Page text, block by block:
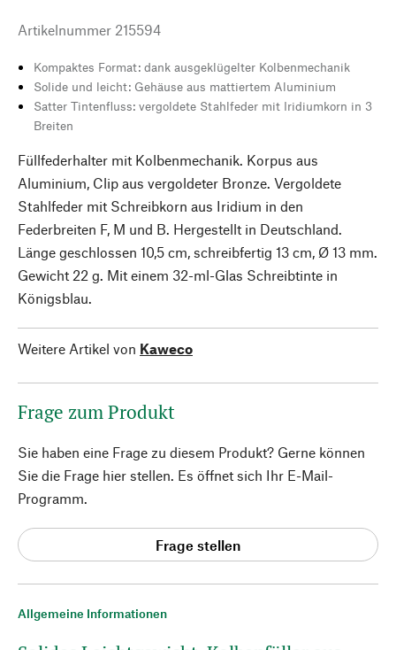
Allgemeine Informationen
Artikelnummer 215594
Kompaktes Format: dank ausgeklügelter Kolbenmechanik
Solide und leicht: Gehäuse aus mattiertem Aluminium
Satter Tintenfluss: vergoldete Stahlfeder mit Iridiumkorn in 3
Breiten
Füllfederhalter mit Kolbenmechanik. Korpus aus
Aluminium, Clip aus vergoldeter Bronze. Vergoldete
Stahlfeder mit Schreibkorn aus Iridium in den
Federbreiten F, M und B. Hergestellt in Deutschland.
Länge geschlossen 10,5 cm, schreibfertig 13 cm, Ø 13 mm.
Gewicht 22 g. Mit einem 32-ml-Glas Schreibtinte in
Königsblau.
Weitere Artikel von Kaweco
Frage zum Produkt
Sie haben eine Frage zu diesem Produkt? Gerne können
Sie die Frage hier stellen. Es öffnet sich Ihr E-Mail-
Programm.
Frage stellen